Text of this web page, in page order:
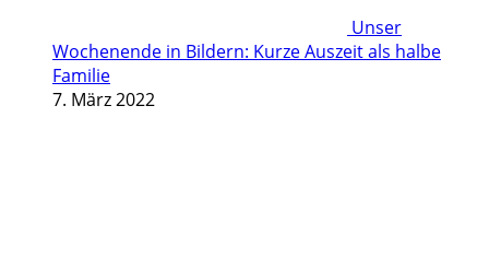
Unser
Wochenende in Bildern: Kurze Auszeit als halbe
Familie
7. März 2022